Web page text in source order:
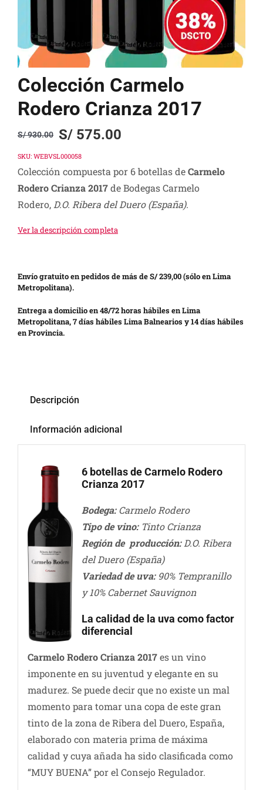
Colección Carmelo
Rodero Crianza 2017
S/930.00
Original
price
was:
S/ 930.00.
S/575.00
Current
price
is:
S/ 575.00.
SKU: WEBVSL000058
Colección compuesta por 6 botellas deCarmelo
Rodero Crianza 2017de Bodegas Carmelo
Rodero, D.O. Ribera del Duero(España).
Ver la descripción completa
Envío gratuito en pedidos de más de S/ 239,00 (sólo en Lima
Metropolitana).
Entrega a domicilio en 48/72 horas hábiles en Lima
Metropolitana, 7 días hábiles Lima Balnearios y 14 días hábiles
en Provincia.
Descripción
Información adicional
6 botellas de Carmelo Rodero
Crianza 2017
Bodega: Carmelo Rodero
Tipo de vino:Tinto Crianza
Región de producción:D.O. Ribera
del Duero (España)
Variedad de uva: 90% Tempranillo
y 10% Cabernet Sauvignon
La calidad de la uva como factor
diferencial
Carmelo Rodero Crianza 2017es un vino
imponente en su juventud y elegante en su
madurez. Se puede decir que no existe un mal
momento para tomar una copa de este gran
tinto de la zona de Ribera del Duero, España,
elaborado con materia prima de máxima
calidad y cuya añada ha sido clasificada como
“MUY BUENA” por el Consejo Regulador.